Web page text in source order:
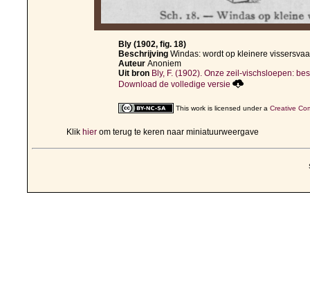
Bly (1902, fig. 18)
Beschrijving Windas: wordt op kleinere
Auteur Anoniem
Uit bron Bly, F. (1902). Onze zeil-vischsloepen:
Download de volledige versie
This work is licensed under a Creative
Klik hier om terug te keren naar miniatuurweergave